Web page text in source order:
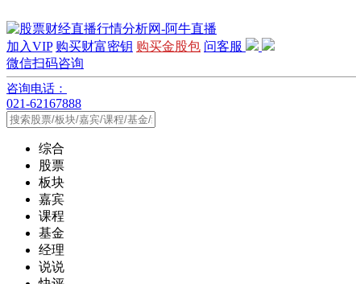
加入VIP 购买财富密钥 购买金股包 问客服
微信扫码咨询
咨询电话：
021-62167888
综合
股票
板块
嘉宾
课程
基金
经理
说说